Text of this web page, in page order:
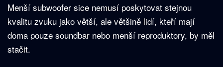
Menší subwoofer sice nemusí poskytovat stejnou
kvalitu zvuku jako větší, ale většině lidí, kteří mají
doma pouze soundbar nebo menší reproduktory, by měl
stačit.